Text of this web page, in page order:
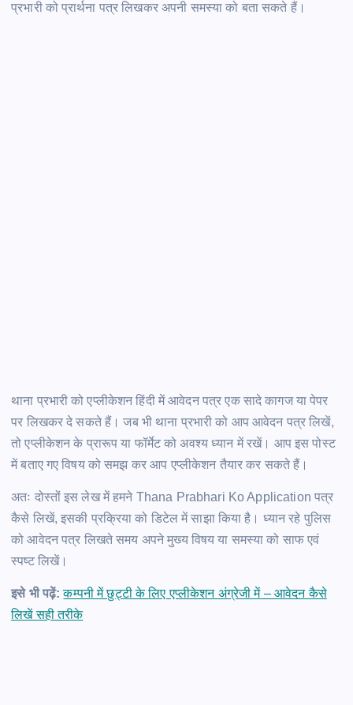
प्रभारी को प्रार्थना पत्र लिखकर अपनी समस्या को बता सकते हैं।
थाना प्रभारी को एप्लीकेशन हिंदी में आवेदन पत्र एक सादे कागज या पेपर
पर लिखकर दे सकते हैं। जब भी थाना प्रभारी को आप आवेदन पत्र लिखें,
तो एप्लीकेशन के प्रारूप या फॉर्मेट को अवश्य ध्यान में रखें। आप इस पोस्ट
में बताए गए विषय को समझ कर आप एप्लीकेशन तैयार कर सकते हैं।
अतः दोस्तों इस लेख में हमने Thana Prabhari Ko Application पत्र
कैसे लिखें, इसकी प्रक्रिया को डिटेल में साझा किया है। ध्यान रहे पुलिस
को आवेदन पत्र लिखते समय अपने मुख्य विषय या समस्या को साफ एवं
स्पष्ट लिखें।
इसे भी पढ़ें: कम्पनी में छुट्टी के लिए एप्लीकेशन अंग्रेजी में – आवेदन कैसे
लिखें सही तरीके